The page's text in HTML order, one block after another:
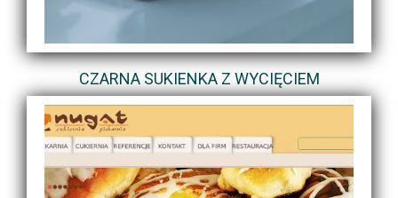
CZARNA SUKIENKA Z WYCIĘCIEM